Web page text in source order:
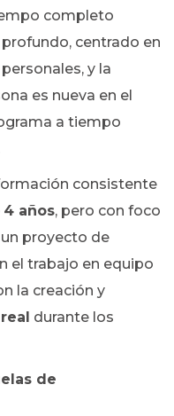
completo
centrado en
y la
es nueva en el
a tiempo
consistente
4 años, pero con foco
proyecto de
el trabajo en equipo
la creación y
durante los
de